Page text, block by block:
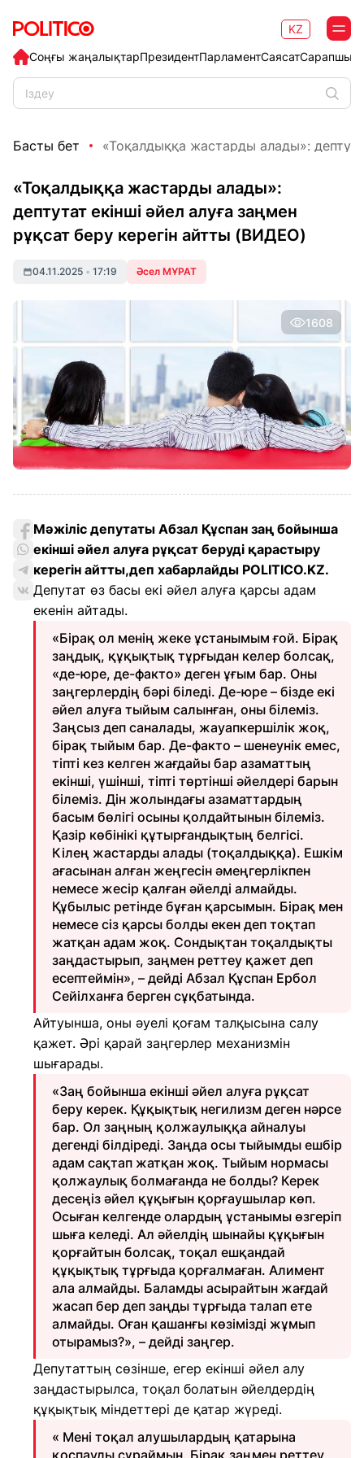
Соңғы жаңалықтарПрезидентПарламентСаясат
KZ
Басты бет «Тоқалдыққа жастарды алады»:
«Тоқалдыққа жастарды алады»:
дептутат екінші әйел алуға заңмен
рұқсат беру керегін айтты (ВИДЕО)
04.11.2025 • 17:19 Әсел МҰРАТ
1608
Мәжіліс депутаты Абзал Құспан заң бойынша
екінші әйел алуға рұқсат беруді қарастыру
керегін айтты,деп хабарлайды POLITICO.KZ.
Депутат өз басы екі әйел алуға қарсы адам
екенін айтады.
«Бірақ ол менің жеке ұстанымым ғой. Бірақ
заңдық, құқықтық тұрғыдан келер болсақ,
«де-юре, де-факто» деген ұғым бар. Оны
заңгерлердің бәрі біледі. Де-юре – бізде екі
әйел алуға тыйым салынған, оны білеміз.
Заңсыз деп саналады, жауапкершілік жоқ,
бірақ тыйым бар. Де-факто – шенеунік емес,
тіпті кез келген жағдайы бар азаматтың
екінші, үшінші, тіпті төртінші әйелдері барын
білеміз. Дін жолындағы азаматтардың
басым бөлігі осыны қолдайтынын білеміз.
Қазір көбінікі құтырғандықтың белгісі.
Кілең жастарды алады (тоқалдыққа). Ешкім
ағасынан алған жеңгесін әмеңгерлікпен
немесе жесір қалған әйелді алмайды.
Құбылыс ретінде бұған қарсымын. Бірақ мен
немесе сіз қарсы болды екен деп тоқтап
жатқан адам жоқ. Сондықтан тоқалдықты
заңдастырып, заңмен реттеу қажет деп
есептеймін», – дейді Абзал Құспан Ербол
Сейілханға берген сұқбатында.
Айтуынша, оны әуелі қоғам талқысына салу
қажет. Әрі қарай заңгерлер механизмін
шығарады.
«Заң бойынша екінші әйел алуға рұқсат
беру керек. Құқықтық негилизм деген нәрсе
бар. Ол заңның қолжаулыққа айналуы
дегенді білдіреді. Заңда осы тыйымды ешбір
адам сақтап жатқан жоқ. Тыйым нормасы
қолжаулық болмағанда не болды? Керек
десеңіз әйел құқығын қорғаушылар көп.
Осыған келгенде олардың ұстанымы өзгеріп
шыға келеді. Ал әйелдің шынайы құқығын
қорғайтын болсақ, тоқал ешқандай
құқықтық тұрғыда қорғалмаған. Алимент
ала алмайды. Баламды асырайтын жағдай
жасап бер деп заңды тұрғыда талап ете
алмайды. Оған қашанғы көзімізді жұмып
отырамыз?», – дейді заңгер.
Депутаттың сөзінше, егер екінші әйел алу
заңдастырылса, тоқал болатын әйелдердің
құқықтық міндеттері де қатар жүреді.
« Мені тоқал алушылардың қатарына
қоспауды сұраймын. Бірақ заңмен реттеу